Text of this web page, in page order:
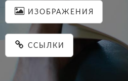
ИЗОБРАЖЕНИЯ
ССЫЛКИ